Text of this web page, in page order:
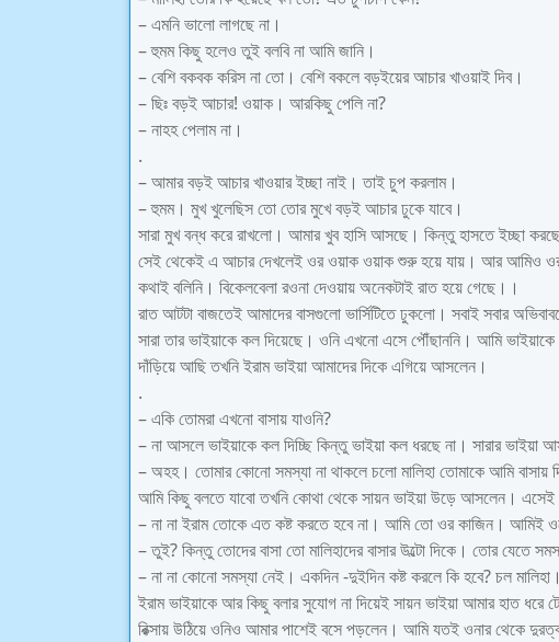
– এমনি ভালো লাগছে না।
– হুমম কিছু হলেও তুই বলবি না আমি জানি।
– বেশি বকবক করিস না তো। বেশি বকলে বড়ইয়ের আচার খাওয়াই দিব।
– ছিঃ বড়ই আচার! ওয়াক। আরকিছু পেলি না?
– নাহহ পেলাম না।
.
– আমার বড়ই আচার খাওয়ার ইচ্ছা নাই। তাই চুপ করলাম।
– হুমম। মুখ খুলেছিস তো তোর মুখে বড়ই আচার ঢুকে যাবে।
সারা মুখ বন্ধ করে রাখলো। আমার খুব হাসি আসছে। কিন্তু হাসতে ইচ্ছা
সেই থেকেই এ আচার দেখলেই ওর ওয়াক ওয়াক শুরু হয়ে যায়। আর আমিও ওর
কথাই বলিনি। বিকেলবেলা রওনা দেওয়ায় অনেকটাই রাত হয়ে গেছে।।
রাত আটটা বাজতেই আমাদের বাসগুলো ভার্সিটিতে ঢুকলো। সবাই সবার
সারা তার ভাইয়াকে কল দিয়েছে। ওনি এখনো এসে পৌঁছাননি। আমি
দাঁড়িয়ে আছি তখনি ইরাম ভাইয়া আমাদের দিকে এগিয়ে আসলেন।
.
– একি তোমরা এখনো বাসায় যাওনি?
– না আসলে ভাইয়াকে কল দিচ্ছি কিন্তু ভাইয়া কল ধরছে না। সারার ভাইয়া
– অহহ। তোমার কোনো সমস্যা না থাকলে চলো মালিহা তোমাকে আমি বাসায়
আমি কিছু বলতে যাবো তখনি কোথা থেকে সায়ন ভাইয়া উড়ে আসলেন। এসেই
– না না ইরাম তোকে এত কষ্ট করতে হবে না। আমি তো ওর কাজিন। আমিই
– তুই? কিন্তু তোদের বাসা তো মালিহাদের বাসার উল্টো দিকে। তোর যেতে
– না না কোনো সমস্যা নেই। একদিন -দুইদিন কষ্ট করলে কি হবে? চল মালিহা।
ইরাম ভাইয়াকে আর কিছু বলার সুযোগ না দিয়েই সায়ন ভাইয়া আমার হাত ধরে
রিক্সায় উঠিয়ে ওনিও আমার পাশেই বসে পড়লেন। আমি যতই ওনার থেকে